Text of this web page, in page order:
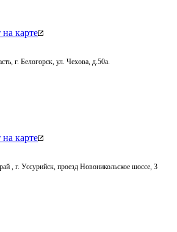
карте
г. Белогорск, ул. Чехова, д.50а.
карте
, г. Уссурийск, проезд Новоникольское шоссе, 3